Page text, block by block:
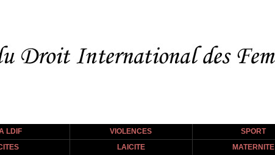
LDIF VIOLENCES SPORT
LAICITE MATERNITE